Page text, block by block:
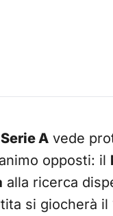
Serie A vede
opposti: il
alla ricerca
si giocherà